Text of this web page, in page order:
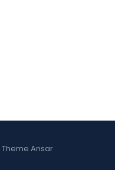
Theme Ansar